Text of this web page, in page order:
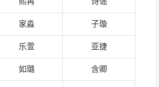
家淼 子璇
乐萱 亚捷
如璐 含卿